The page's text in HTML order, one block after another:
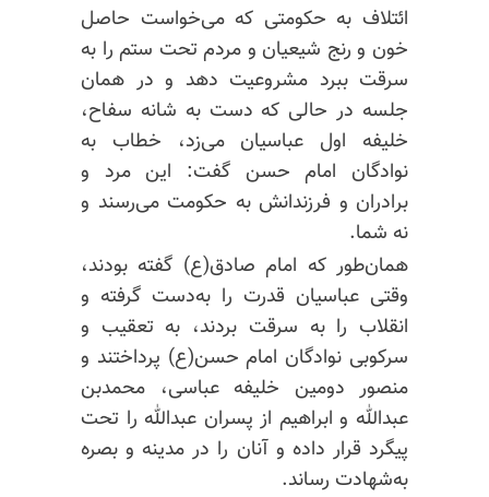
ائتلاف به حکومتی که می‌خواست حاصل
خون و رنج شیعیان و مردم تحت ستم را به
سرقت ببرد مشروعیت دهد و در همان
جلسه در حالی که دست به شانه سفاح،
خلیفه اول عباسیان می‌زد، خطاب به
نوادگان امام حسن گفت: این مرد و
برادران و فرزندانش به حکومت می‌رسند و
نه شما.
همان‌طور که امام صادق(ع) گفته بودند،
وقتی عباسیان قدرت را به‌دست گرفته و
انقلاب را به سرقت بردند، به تعقیب و
سرکوبی نوادگان امام حسن(ع) پرداختند و
منصور دومین خلیفه عباسی، محمدبن
عبدالله و ابراهیم از پسران عبدالله را تحت
پیگرد قرار داده و آنان را در مدینه و بصره
به‌شهادت رساند.